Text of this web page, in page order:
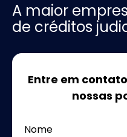
A maior
de créditos
Entre em
nossas
Nome